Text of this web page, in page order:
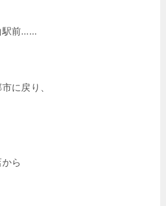
駅前……
に戻り、
ら